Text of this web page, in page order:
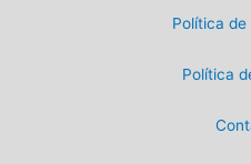
o
Política
Política